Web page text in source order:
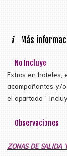
i Más
No Incluye
Extras en hoteles,
acompañantes y/
el apartado "
Observaciones
ZONAS DE SALIDA